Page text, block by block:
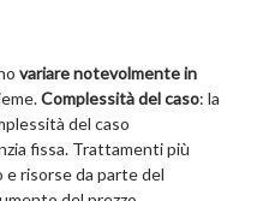
variare notevolmente in
Complessità del caso: la
del caso
fissa. Trattamenti più
risorse da parte del